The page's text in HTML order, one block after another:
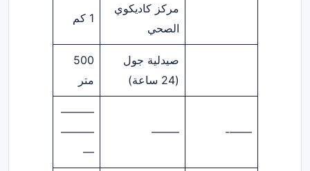
مركز كاديكوي
الصحي
1 كم
صيدلية جول
(24 ساعة)
500
متر
——-
——–
———
———
—